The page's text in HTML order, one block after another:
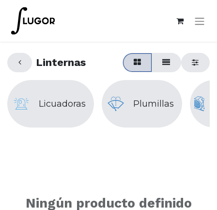
Linternas
Licuadoras Plumillas
Ningún producto definido